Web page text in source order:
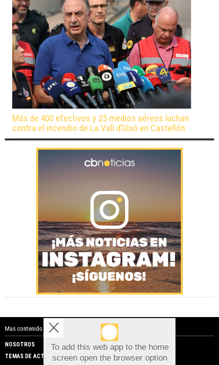
Más de 400 efectivos y 25 medios aéreos luchan
contra el incendio de La Vall d’Uixó en Castellón
Mas contenido de Costa Blanca Noticias:
NOSOTROS
PUBLICIDAD
TEMAS DE ACTUALIDAD
Aviso sobre el Uso de cookies:
To add this web app to the home
screen open the browser option